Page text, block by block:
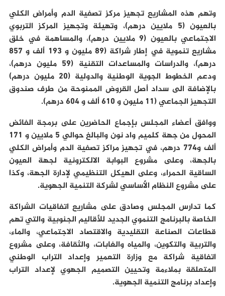
وتهم هذه المشاريع تجهيز مركز تصفية الدم وأمراض الكلي
بالعيون (5 ملايين درهم)، وتهيئة وتجهيز المركز التربوي
الاجتماعي بالعيون (9 ملايين درهم)، والمساهمة في خلق
مشاريع تنموية في إطار شراكة (89 مليون و 193 ألف و 857
درهم)، والدراسات والمساعدات التقنية (59 مليون درهم)،
ودعم الخطوط الجوية الوطنية والدولية (20 مليون درهم)
بالإضافة الى سداد أصل القروض الممنوحة من طرف صندوق
التجهيز الجماعي (11 مليون و 610 ألف و 604 درهم).
ووافق أعضاء المجلس بإجماع الحاضرين على برمجة الفائض
المحول من جهة كلميم واد نون والبالغ حوالي 5 ملايين و 171
ألف و774 درهم، في تجهيز مراكز تصفية الدم وأمراض الكلي
بالجهة، وعلى مشروع البوابة الالكترونية لجهة العيون
الساقية الحمراء، وعلى الهيكل التنظيمي لإدارة الجهة، وكذا
على مشروع النظام الأساسي لشركة التنمية الجهوية.
كما تدارس المجلس وصادق على مشاريع اتفاقيات الشراكة
الخاصة بالبرنامج التنموي الجديد للأقاليم الجنوبية والتي تهم
قطاعات الصناعة التقليدية والاقتصاد الاجتماعي، والماء،
والتربية والتكوين، والمياه والغابات، والثقافة، وعلى مشروع
اتفاقية شراكة مع وزارة التعمير وإعداد التراب الوطني
المتعلقة بملاءمة وتحيين التصميم الجهوي لإعداد التراب
وإعداد برنامج التنمية الجهوية.